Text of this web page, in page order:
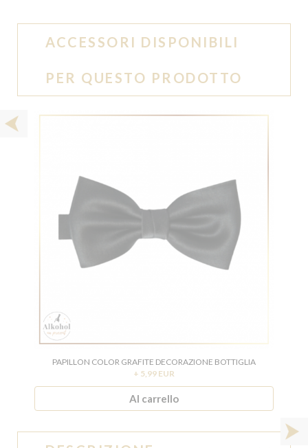
ACCESSORI DISPONIBILI
PER QUESTO PRODOTTO
PAPILLON COLOR GRAFITE DECORAZIONE BOTTIGLIA
+ 5,99 EUR
Al carrello